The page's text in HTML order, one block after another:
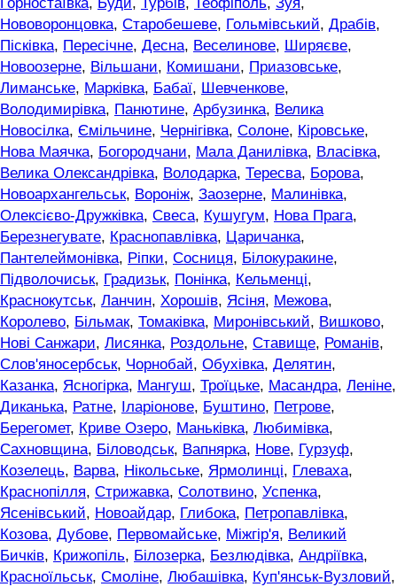
Горностаївка, Буди , Турбів, Теофіполь, Зуя,
Нововоронцовка, Старобешеве, Гольмівський, Драбів,
Пісківка, Пересічне, Десна, Веселинове, Ширяєве,
Новоозерне, Вільшани, Комишани, Приазовське,
Лиманське, Марківка, Бабаї, Шевченкове,
Володимирівка, Панютине, Арбузинка, Велика
Новосілка, Ємільчине, Чернігівка, Солоне, Кіровське,
Нова Маячка, Богородчани, Мала Данилівка, Власівка,
Велика Олександрівка, Володарка, Тересва, Борова,
Новоархангельськ, Вороніж, Заозерне, Малинівка,
Олексієво-Дружківка, Свеса, Кушугум, Нова Прага,
Березнегувате, Краснопавлівка, Царичанка,
Пантелеймонівка, Ріпки, Сосниця, Білокуракине,
Підволочиськ, Градизьк, Понінка, Кельменці,
Краснокутськ, Ланчин, Хорошів, Ясіня, Межова,
Королево, Більмак, Томаківка, Миронівський, Вишково,
Нові Санжари, Лисянка, Роздольне, Ставище, Романів,
Слов'яносербськ, Чорнобай, Обухівка, Делятин,
Казанка, Ясногірка, Мангуш, Троїцьке, Масандра, Леніне,
Диканька, Ратне, Іларіонове, Буштино, Петрове,
Берегомет, Криве Озеро, Маньківка, Любимівка,
Сахновщина, Біловодськ, Вапнярка, Нове, Гурзуф,
Козелець, Варва, Нікольське, Ярмолинці, Глеваха,
Краснопілля, Стрижавка, Солотвино, Успенка,
Ясенівський, Новоайдар, Глибока, Петропавлівка,
Козова, Дубове, Первомайське, Міжгір'я, Великий
Бичків, Крижопіль, Білозерка, Безлюдівка, Андріївка,
Красноїльськ, Смоліне, Любашівка, Куп'янськ-Вузловий,